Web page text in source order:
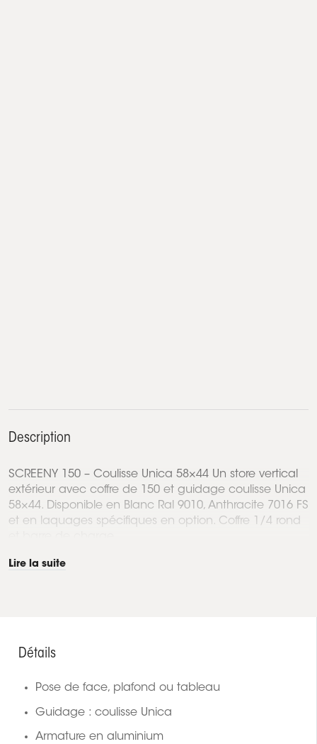
Description
SCREENY 150 – Coulisse Unica 58×44 Un store vertical
extérieur avec coffre de 150 et guidage coulisse Unica
58×44. Disponible en Blanc Ral 9010, Anthracite 7016 FS
et en laquages spécifiques en option. Coffre 1/4 rond
Lire la suite
Détails
Pose de face, plafond ou tableau
Guidage : coulisse Unica
Armature en aluminium